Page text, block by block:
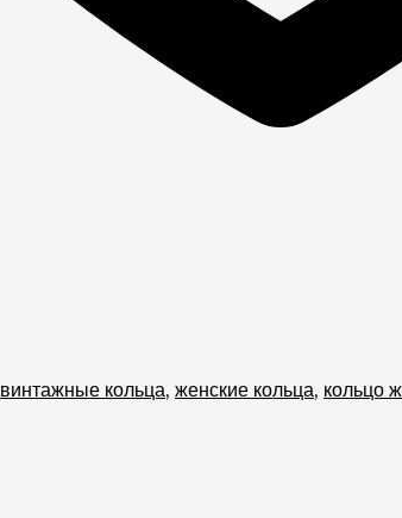
винтажные кольца, женские кольца, кольцо